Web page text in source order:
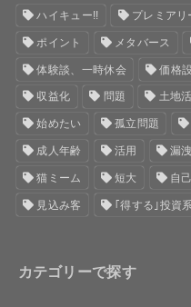
ハイキュー!! プレミアリ
ポイント メタバース
体験談、一時休会 価格
収益化 問題 土地
始めたい 孤立問題
成人年齢 活用 漏洩
猫ミーム 短大 自
見込み客 ｢得する｣投資系
カテゴリーで探す